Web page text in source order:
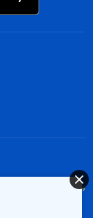
चाहते हैं?
और अधिक